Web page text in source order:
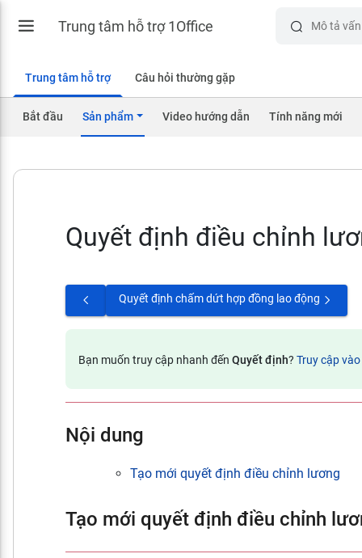
Trung tâm hỗ trợ 1Office
Trung tâm hỗ trợ Câu hỏi thường gặp
Bắt đầu Sản phẩm Video hướng dẫn Tính năng mới
Quyết định điều chỉnh
Quyết định chấm dứt hợp đồng lao động
Bạn muốn truy cập nhanh đến Quyết định? Truy cập
Nội dung
Tạo mới quyết định điều chỉnh lương
Tạo mới quyết định điều chỉnh